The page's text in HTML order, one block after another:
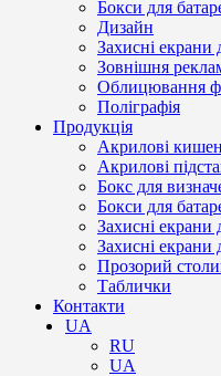
Бокси для
Дизайн
Захисні екрани
Зовнішня
Облицювання
Поліграфія
Продукція
Акрилові
Акрилові
Бокс для
Бокси для
Захисні екрани
Захисні екрани
Прозорий
Таблички
Контакти
UA
RU
UA